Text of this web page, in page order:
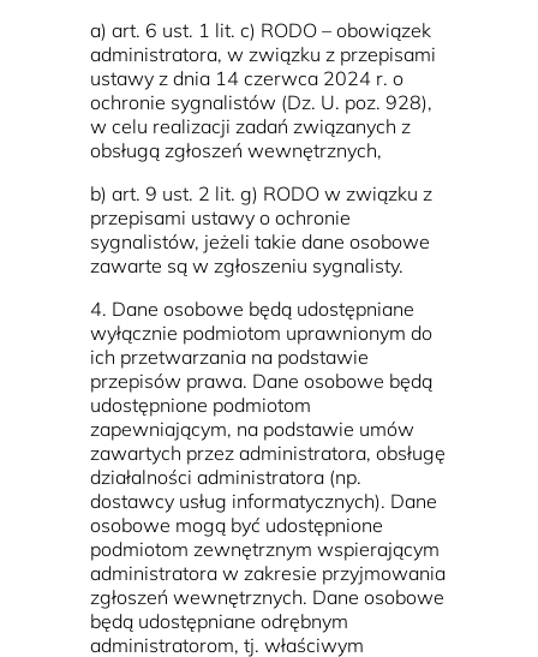
a) art. 6 ust. 1 lit. c) RODO – obowiązek
administratora, w związku z przepisami
ustawy z dnia 14 czerwca 2024 r. o
ochronie sygnalistów (Dz. U. poz. 928),
w celu realizacji zadań związanych z
obsługą zgłoszeń wewnętrznych,
b) art. 9 ust. 2 lit. g) RODO w związku z
przepisami ustawy o ochronie
sygnalistów, jeżeli takie dane osobowe
zawarte są w zgłoszeniu sygnalisty.
4. Dane osobowe będą udostępniane
wyłącznie podmiotom uprawnionym do
ich przetwarzania na podstawie
przepisów prawa. Dane osobowe będą
udostępnione podmiotom
zapewniającym, na podstawie umów
zawartych przez administratora, obsługę
działalności administratora (np.
dostawcy usług informatycznych). Dane
osobowe mogą być udostępnione
podmiotom zewnętrznym wspierającym
administratora w zakresie przyjmowania
zgłoszeń wewnętrznych. Dane osobowe
będą udostępniane odrębnym
administratorom, tj. właściwym